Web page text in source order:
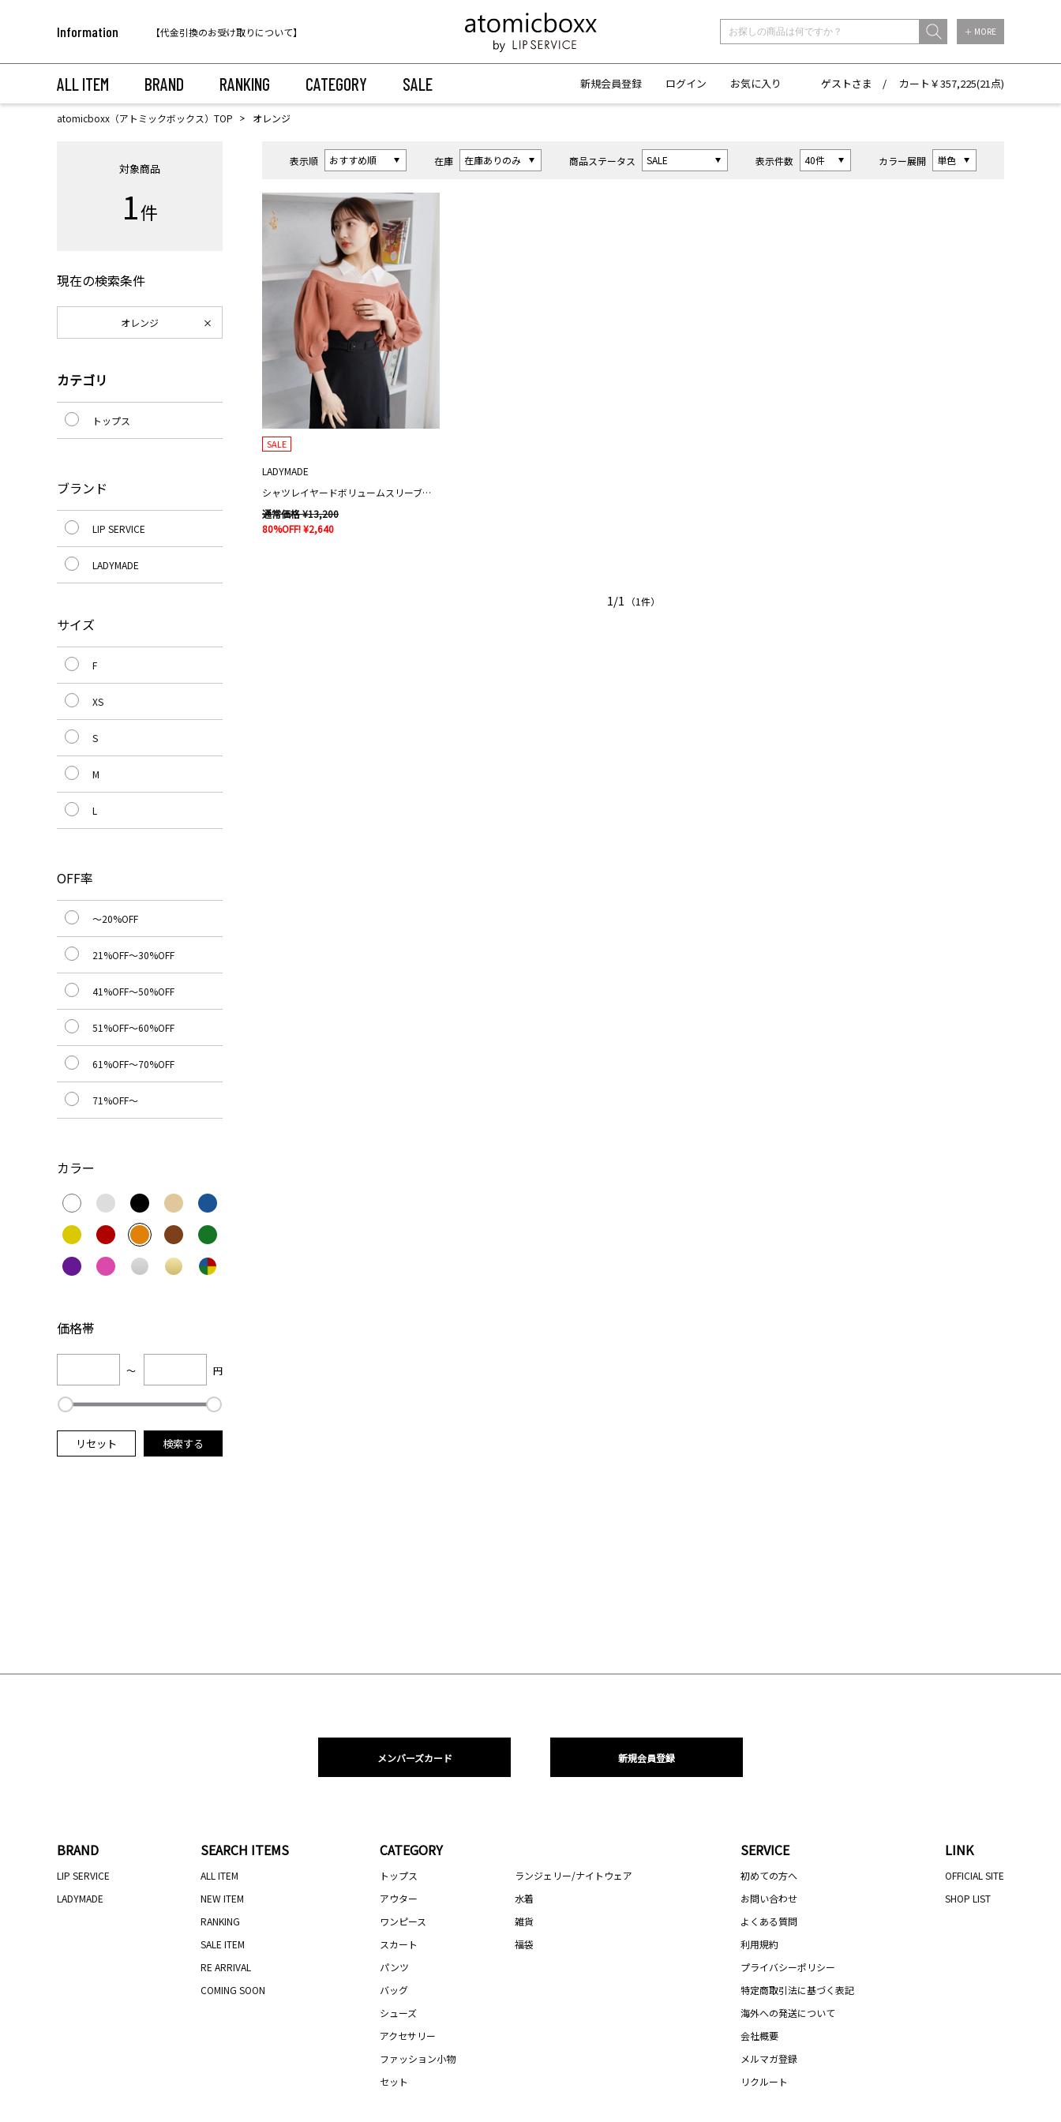
Information
【代金引換のお受け取りについて】
【重要】予約商品のお支払い方法（代金引換）変更に関するお知らせ
＋ MORE
ALL ITEM BRAND RANKING CATEGORY SALE 新規会員登録 ログイン お気に入り ゲストさま / カート￥357,225(21点)
atomicboxx（アトミックボックス）TOP オレンジ
表示順 在庫 商品ステータス 表示件数 カラー展開
SALE
LADYMADE
シャツレイヤードボリュームスリーブニット
通常価格 ¥13,200
80%OFF! ¥2,640
1/1 （1件）
対象商品
1件
現在の検索条件
オレンジ
カテゴリ
トップス
ブランド
LIP SERVICE
LADYMADE
サイズ
F
XS
S
M
L
OFF率
～20%OFF
21%OFF～30%OFF
41%OFF～50%OFF
51%OFF～60%OFF
61%OFF～70%OFF
71%OFF～
カラー
価格帯
～ 円
リセット 検索する
メンバーズカード 新規会員登録
BRAND
LIP SERVICE
LADYMADE
SEARCH ITEMS
ALL ITEM
NEW ITEM
RANKING
SALE ITEM
RE ARRIVAL
COMING SOON
CATEGORY
トップス
アウター
ワンピース
スカート
パンツ
バッグ
シューズ
アクセサリー
ファッション小物
セット
ランジェリー/ナイトウェア
水着
雑貨
福袋
SERVICE
初めての方へ
お問い合わせ
よくある質問
利用規約
プライバシーポリシー
特定商取引法に基づく表記
海外への発送について
会社概要
メルマガ登録
リクルート
LINK
OFFICIAL SITE
SHOP LIST